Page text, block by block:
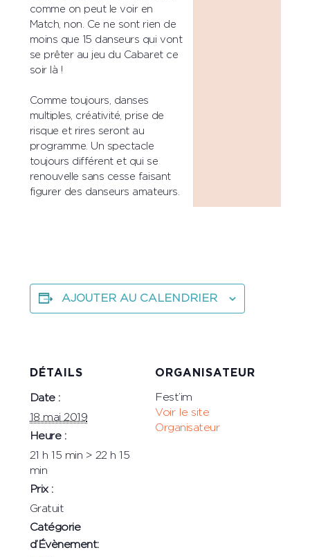
comme on peut le voir en
Match, non. Ce ne sont rien de
moins que 15 danseurs qui vont
se prêter au jeu du Cabaret ce
soir là !
Comme toujours, danses
multiples, créativité, prise de
risque et rires seront au
programme. Un spectacle
toujours différent et qui se
renouvelle sans cesse faisant
figurer des danseurs amateurs.
AJOUTER AU CALENDRIER
DÉTAILS
Date :
18 mai 2019
Heure :
21 h 15 min > 22 h 15
min
Prix :
Gratuit
Catégorie
d’Évènement:
ORGANISATEUR
Fest’im
Voir le site
Organisateur